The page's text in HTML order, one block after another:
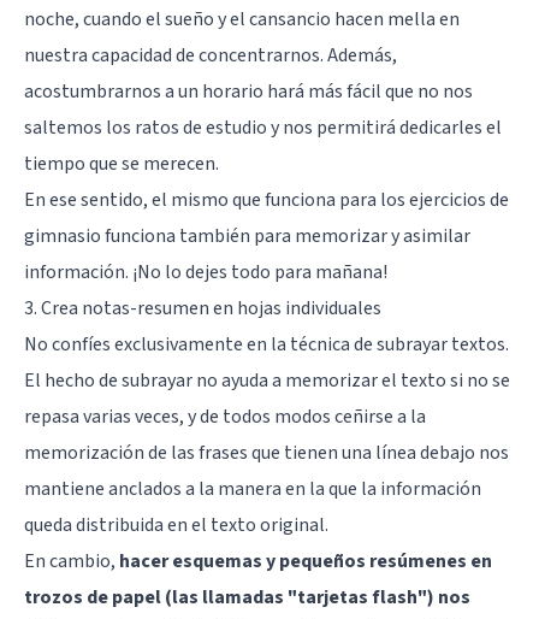
noche, cuando el sueño y el cansancio hacen mella en
nuestra capacidad de concentrarnos. Además,
acostumbrarnos a un horario hará más fácil que no nos
saltemos los ratos de estudio y nos permitirá dedicarles el
tiempo que se merecen.
En ese sentido, el mismo que funciona para los ejercicios de
gimnasio funciona también para memorizar y asimilar
información. ¡No lo dejes todo para mañana!
3. Crea notas-resumen en hojas individuales
No confíes exclusivamente en la técnica de subrayar textos.
El hecho de subrayar no ayuda a memorizar el texto si no se
repasa varias veces, y de todos modos ceñirse a la
memorización de las frases que tienen una línea debajo nos
mantiene anclados a la manera en la que la información
queda distribuida en el texto original.
En cambio, hacer esquemas y pequeños resúmenes en
trozos de papel (las llamadas "tarjetas flash") nos